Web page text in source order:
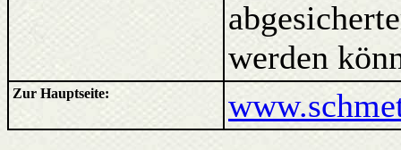
werden
Zur Hauptseite: